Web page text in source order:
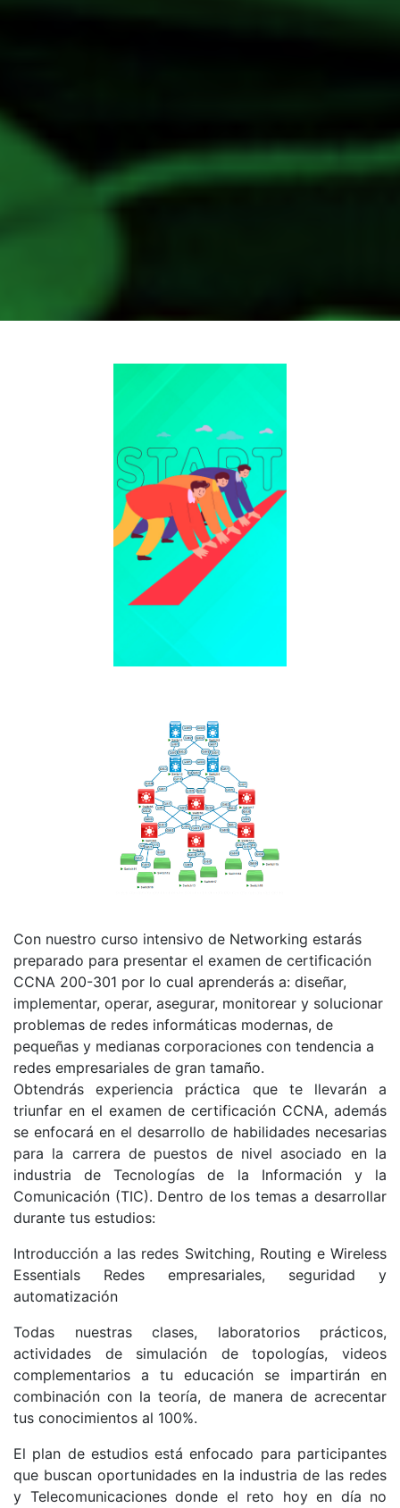
Con nuestro curso intensivo de Networking estarás
preparado para presentar el examen de certificación
CCNA 200-301 por lo cual aprenderás a: diseñar,
implementar, operar, asegurar, monitorear y solucionar
problemas de redes informáticas modernas, de
pequeñas y medianas corporaciones con tendencia a
redes empresariales de gran tamaño.
Obtendrás experiencia práctica que te llevarán a
triunfar en el examen de certificación CCNA, además
se enfocará en el desarrollo de habilidades necesarias
para la carrera de puestos de nivel asociado en la
industria de Tecnologías de la Información y la
Comunicación (TIC). Dentro de los temas a desarrollar
durante tus estudios:
Introducción a las redes Switching, Routing e Wireless
Essentials Redes empresariales, seguridad y
automatización
Todas nuestras clases, laboratorios prácticos,
actividades de simulación de topologías, videos
complementarios a tu educación se impartirán en
combinación con la teoría, de manera de acrecentar
tus conocimientos al 100%.
El plan de estudios está enfocado para participantes
que buscan oportunidades en la industria de las redes
y Telecomunicaciones donde el reto hoy en día no